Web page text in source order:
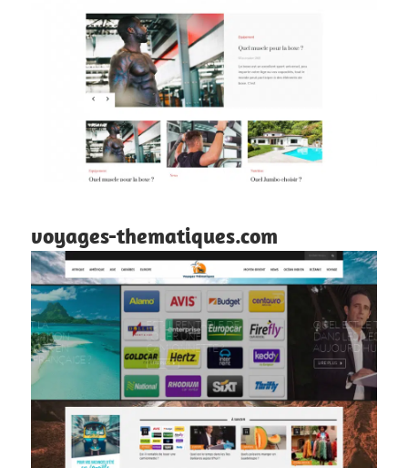
voyages-thematiques.com